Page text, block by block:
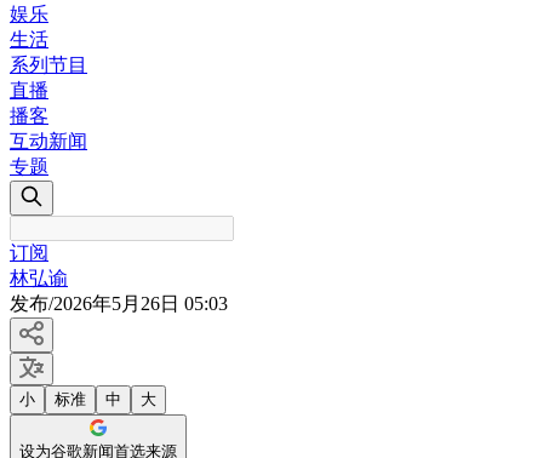
娱乐
生活
系列节目
直播
播客
互动新闻
专题
订阅
林弘谕
发布/2026年5月26日 05:03
小 标准 中 大
设为谷歌新闻首选来源